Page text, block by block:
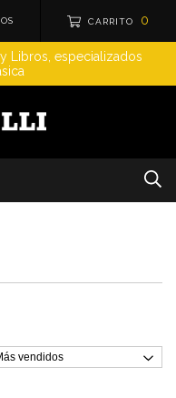
CARRITO 0
Libros, especializados